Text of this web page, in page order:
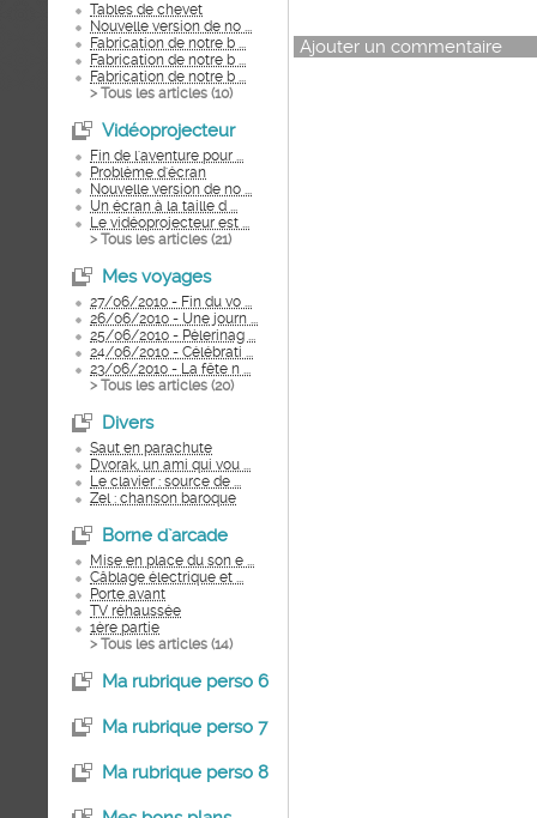
Tables de chevet
Nouvelle version de no ...
Fabrication de notre b ...
Fabrication de notre b ...
Fabrication de notre b ...
> Tous les articles (10)
Vidéoprojecteur
Fin de l'aventure pour ...
Problème d'écran
Nouvelle version de no ...
Un écran à la taille d ...
Le vidéoprojecteur est ...
> Tous les articles (21)
Mes voyages
27/06/2010 - Fin du vo ...
26/06/2010 - Une journ ...
25/06/2010 - Pèlerinag ...
24/06/2010 - Célébrati ...
23/06/2010 - La fête n ...
> Tous les articles (20)
Divers
Saut en parachute
Dvorak, un ami qui vou ...
Le clavier : source de ...
Zel : chanson baroque
Borne d`arcade
Mise en place du son e ...
Câblage électrique et ...
Porte avant
TV réhaussée
1ère partie
> Tous les articles (14)
Ma rubrique perso 6
Ma rubrique perso 7
Ma rubrique perso 8
Ajouter un commentaire